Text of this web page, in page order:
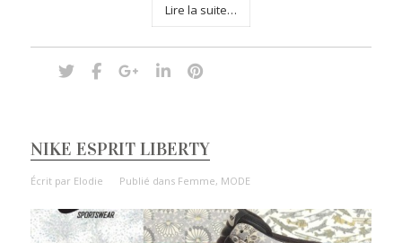
Lire la suite…
NIKE ESPRIT LIBERTY
Écrit par Elodie Publié dans Femme, MODE